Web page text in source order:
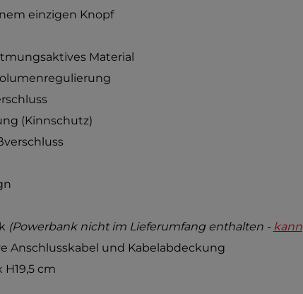
einzigen Knopf
Material
(Kinnschutz)
(Powerbank nicht im Lieferumfang enthalten - kann
Anschlusskabel und Kabelabdeckung
H19,5 cm